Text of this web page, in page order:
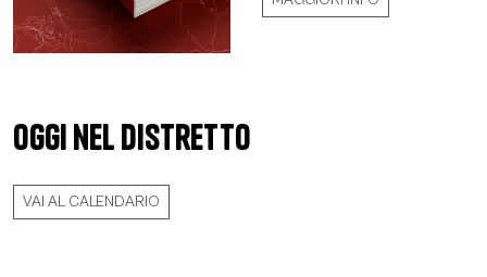
Oggi nel distretto
VAI AL CALENDARIO